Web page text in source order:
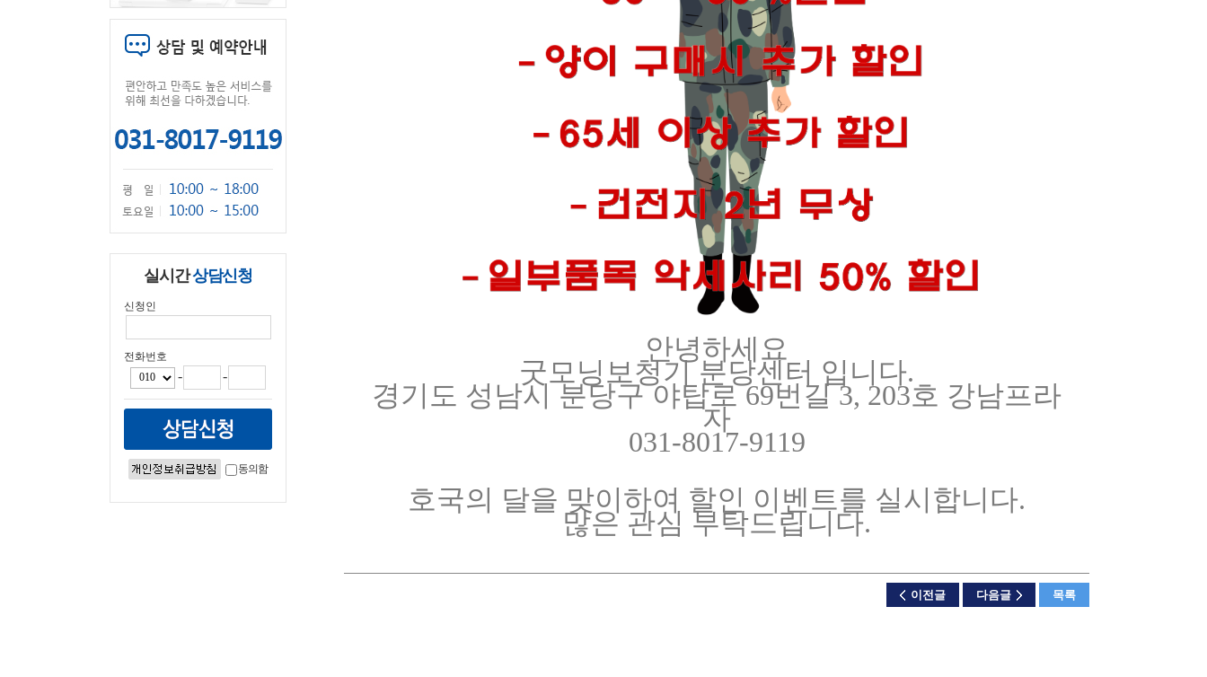
실시간상담신청
신청인
전화번호
- -
동의함
안녕하세요
굿모닝보청기 분당센터 입니다.
경기도 성남시 분당구 야탑로 69번길 3, 203호 강남프라
자
031-8017-9119
호국의 달을 맞이하여 할인 이벤트를 실시합니다.
많은 관심 부탁드립니다.
이전글 다음글 목록